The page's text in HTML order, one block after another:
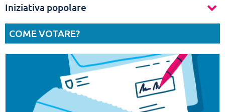
Iniziativa popolare
COME VOTARE?